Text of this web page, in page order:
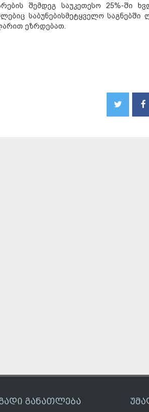
შემდეგ საუკეთესო 25%-ში
საბუნებისმეტყველო
ეზრდებათ.
განათლება